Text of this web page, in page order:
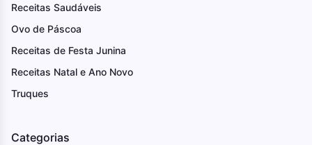
Receitas Saudáveis
Ovo de Páscoa
Receitas de Festa Junina
Receitas Natal e Ano Novo
Truques
Categorias